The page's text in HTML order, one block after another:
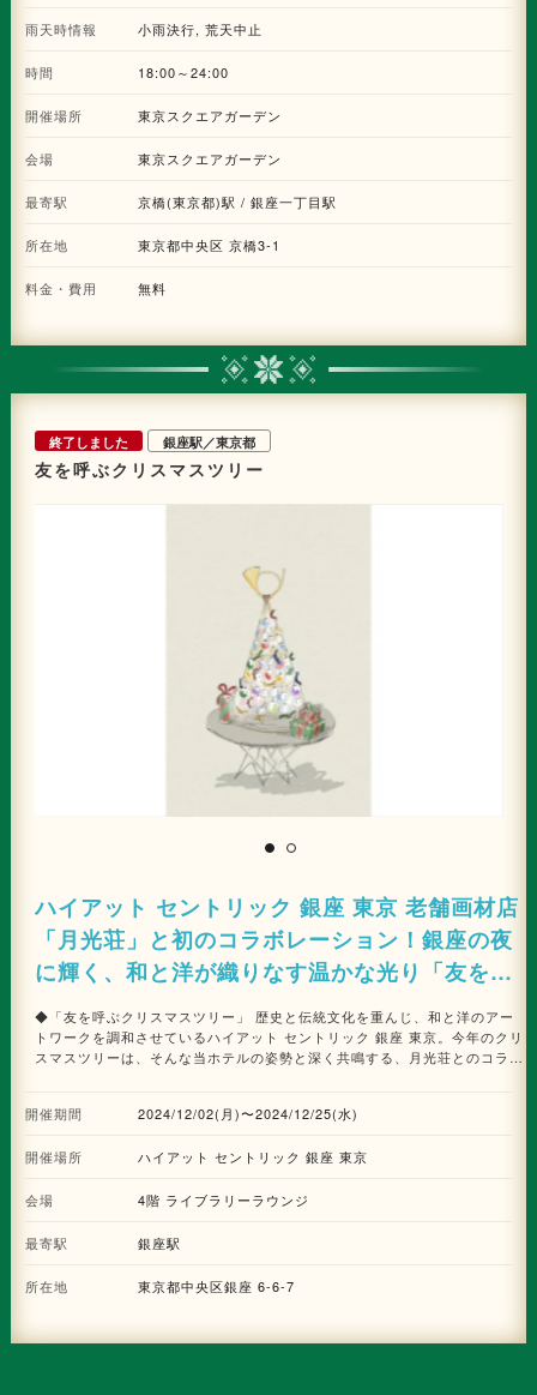
真オーナメントがクリスマスツリーを彩ります。フォトアクリルによって封
え、その都度新たな印象を与えてくれます。 クリスマスツリーに飾られる
予定です。来街者が自宅で気軽にアート作品を楽しめる機会を創出するとと
また、11月6日(木)17:45～の点灯式では、イルミネーションの点灯式や地
域のコーラスグループによるクリスマスコンサートが実施される予定です。
雨天時情報 小雨決行, 荒天中止
時間 18:00～24:00
開催場所 東京スクエアガーデン
会場 東京スクエアガーデン
最寄駅 京橋(東京都)駅 / 銀座一丁目駅
所在地 東京都中央区 京橋3-1
料金・費用 無料
終了しました 銀座駅／東京都
友を呼ぶクリスマスツリー
ハイアット セントリック 銀座 東京 老舗画材店
「月光荘」と初のコラボレーション！銀座の夜
に輝く、和と洋が織りなす温かな光り「友を呼
ぶクリスマスツリー」
◆「友を呼ぶクリスマスツリー」 歴史と伝統文化を重んじ、和と洋のアー
トワークを調和させているハイアット セントリック 銀座 東京。今年のクリ
スマスツリーは、そんな当ホテルの姿勢と深く共鳴する、月光荘とのコラボ
メント」のエッセンスを落とし込んだ今回のツリー。ツリーの足元に飾られ
たプレゼントボックス（メディア）と、銀座の老舗洋服店「壹番館洋服店」
は、“捨てられるはずだったもの”をアップサイクルして制作された味わいの
ーナメント（エンターテインメント）は、画材店である月光荘の“自己表現
うにされました。ツリーを見上げると月光荘のトレードマークである「友を
との願いが込められたこの「友を呼ぶホルン」にちなんだ今回の「友を呼ぶ
開催期間 2024/12/02(月)〜2024/12/25(水)
開催場所 ハイアット セントリック 銀座 東京
会場 4階 ライブラリーラウンジ
最寄駅 銀座駅
所在地 東京都中央区銀座 6-6-7